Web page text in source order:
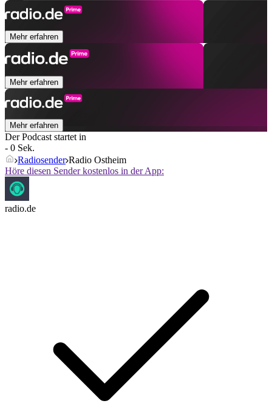
Mehr erfahren
Mehr erfahren
Mehr erfahren
Der Podcast startet in
- 0 Sek.
Radiosender Radio Ostheim
Höre diesen Sender kostenlos in der App:
radio.de